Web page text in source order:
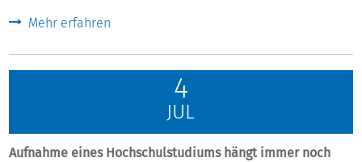
Mehr erfahren
4
JUL
Aufnahme eines Hochschulstudiums hängt immer noch